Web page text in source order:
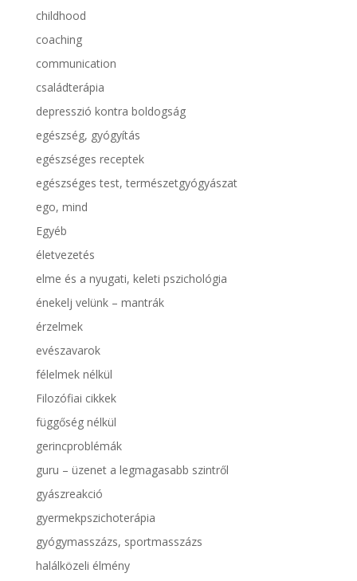
childhood
coaching
communication
családterápia
depresszió kontra boldogság
egészség, gyógyítás
egészséges receptek
egészséges test, természetgyógyászat
ego, mind
Egyéb
életvezetés
elme és a nyugati, keleti pszichológia
énekelj velünk – mantrák
érzelmek
evészavarok
félelmek nélkül
Filozófiai cikkek
függőség nélkül
gerincproblémák
guru – üzenet a legmagasabb szintről
gyászreakció
gyermekpszichoterápia
gyógymasszázs, sportmasszázs
halálközeli élmény